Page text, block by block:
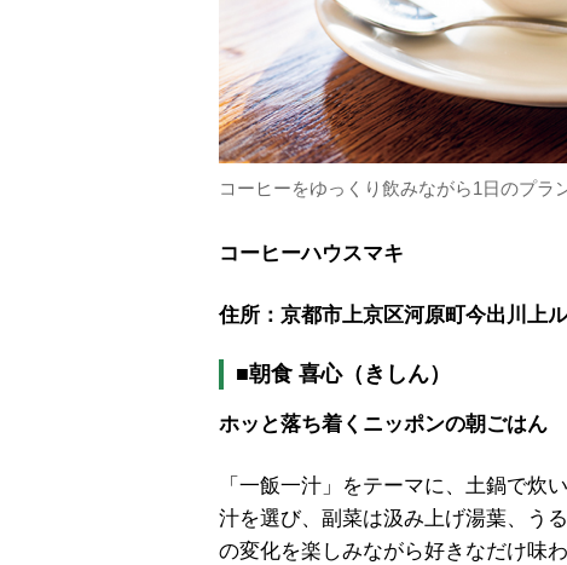
コーヒーをゆっくり飲みながら1日のプ
コーヒーハウスマキ
住所：京都市上京区河原町今出川上
■朝食 喜心（きしん）
ホッと落ち着くニッポンの朝ごはん
「一飯一汁」をテーマに、土鍋で炊
汁を選び、副菜は汲み上げ湯葉、う
の変化を楽しみながら好きなだけ味わ